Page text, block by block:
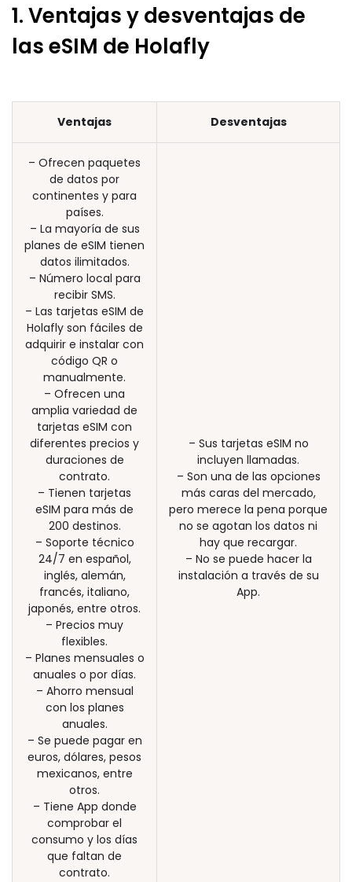
1. Ventajas y desventajas de
las eSIM de Holafly
Ventajas Desventajas
– Ofrecen paquetes
de datos por
continentes y para
países.
– La mayoría de sus
planes de eSIM tienen
datos ilimitados.
– Número local para
recibir SMS.
– Las tarjetas eSIM de
Holafly son fáciles de
adquirir e instalar con
código QR o
manualmente.
– Ofrecen una
amplia variedad de
tarjetas eSIM con
diferentes precios y
duraciones de
contrato.
– Tienen tarjetas
eSIM para más de
200 destinos.
– Soporte técnico
24/7 en español,
inglés, alemán,
francés, italiano,
japonés, entre otros.
– Precios muy
flexibles.
– Planes mensuales o
anuales o por días.
– Ahorro mensual
con los planes
anuales.
– Se puede pagar en
euros, dólares, pesos
mexicanos, entre
otros.
– Tiene App donde
comprobar el
consumo y los días
que faltan de
contrato.
– Sus tarjetas eSIM no
incluyen llamadas.
– Son una de las opciones
más caras del mercado,
pero merece la pena porque
no se agotan los datos ni
hay que recargar.
– No se puede hacer la
instalación a través de su
App.